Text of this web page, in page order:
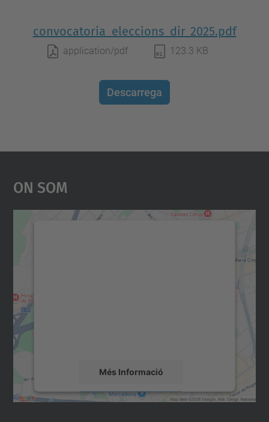
convocatoria_eleccions_dir_2025.pdf
application/pdf 123.3 KB
Descarrega
On Som
Més Informació
Accepta